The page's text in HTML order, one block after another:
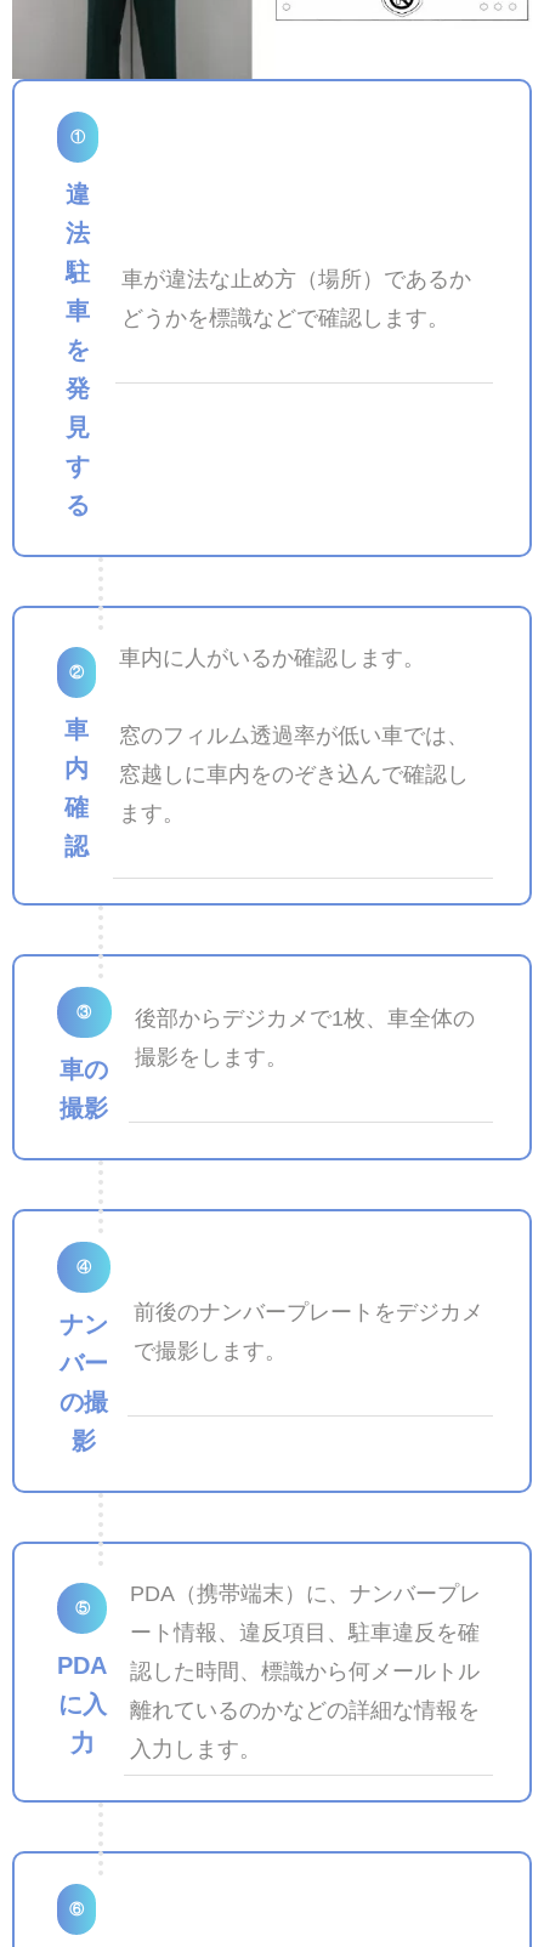
①
違
法
駐
車
を
発
見
す
る
車が違法な止め方（場所）であるか
どうかを標識などで確認します。
②
車
内
確
認
車内に人がいるか確認します。
窓のフィルム透過率が低い車では、
窓越しに車内をのぞき込んで確認し
ます。
③
車の
撮影
後部からデジカメで1枚、車全体の
撮影をします。
④
ナン
バー
の撮
影
前後のナンバープレートをデジカメ
で撮影します。
⑤
PDA
に入
力
PDA（携帯端末）に、ナンバープレ
ート情報、違反項目、駐車違反を確
認した時間、標識から何メールトル
離れているのかなどの詳細な情報を
入力します。
⑥